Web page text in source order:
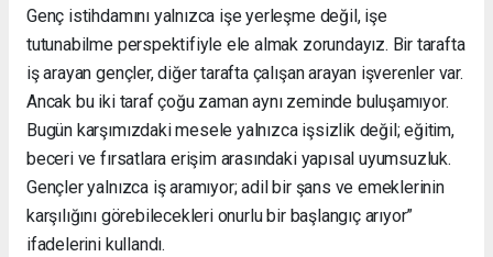
Genç istihdamını yalnızca işe yerleşme değil, işe
tutunabilme perspektifiyle ele almak zorundayız. Bir tarafta
iş arayan gençler, diğer tarafta çalışan arayan işverenler var.
Ancak bu iki taraf çoğu zaman aynı zeminde buluşamıyor.
Bugün karşımızdaki mesele yalnızca işsizlik değil; eğitim,
beceri ve fırsatlara erişim arasındaki yapısal uyumsuzluk.
Gençler yalnızca iş aramıyor; adil bir şans ve emeklerinin
karşılığını görebilecekleri onurlu bir başlangıç arıyor”
ifadelerini kullandı.